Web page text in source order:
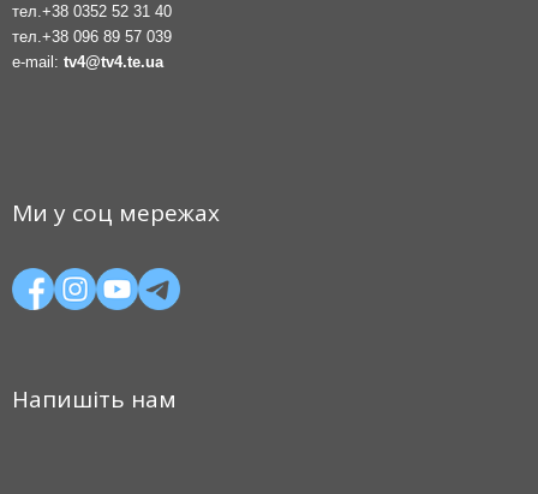
тел. +38 0352 52 31 40
тел. +38 096 89 57 039
e-mail: tv4@tv4.te.ua
Ми у соц мережах
Напишіть нам